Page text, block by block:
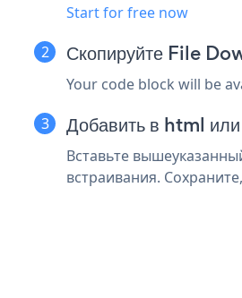
Start for free now
Скопируйте File
Your code block will be
Добавить в html
Вставьте
встраивания.